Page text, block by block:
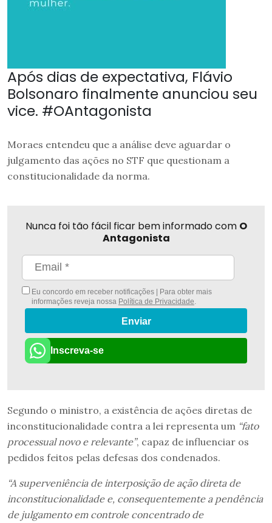
Após dias de expectativa, Flávio
Bolsonaro finalmente anunciou seu
vice. #OAntagonista
Moraes entendeu que a análise deve aguardar o
julgamento das ações no STF que questionam a
constitucionalidade da norma.
Nunca foi tão fácil ficar bem informado com O
Antagonista
Eu concordo em receber notificações | Para obter mais
informações reveja nossa Política de Privacidade
Enviar
Inscreva-se
Segundo o ministro, a existência de ações diretas de
inconstitucionalidade contra a lei representa um “fato
processual novo e relevante”, capaz de influenciar os
pedidos feitos pelas defesas dos condenados.
“A superveniência de interposição de ação direta de
inconstitucionalidade e, consequentemente a pendência
de julgamento em controle concentrado de